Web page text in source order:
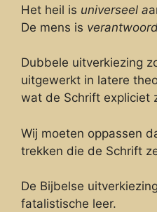
Het heil is universeel a
De mens is
Dubbele uitverkiezing
uitgewerkt in latere
wat de Schrift expliciet
Wij moeten oppassen
trekken die de Schrift
De Bijbelse
fatalistische leer.